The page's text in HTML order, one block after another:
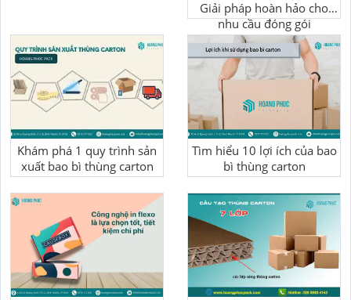
Giải pháp hoàn hảo cho
nhu cầu đóng gói
Khám phá 1 quy trình sản
xuất bao bì thùng carton
Tìm hiểu 10 lợi ích của bao
bì thùng carton